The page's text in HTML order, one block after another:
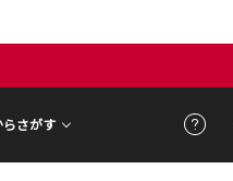
らさがす